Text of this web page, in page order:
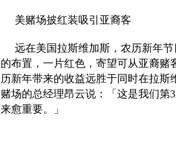
美赌场披红装吸引亚裔客
远在美国拉斯维加斯，农历新年
的布置，一片红色，寄望可从亚裔
历新年带来的收益远胜于同时在拉斯
赌场的总经理昂云说：「这是我们第
来愈重要。」